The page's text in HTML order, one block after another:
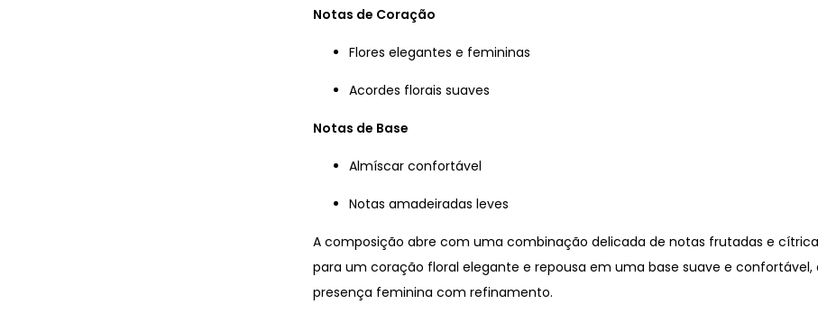
Notas de Coração
Flores elegantes e femininas
Acordes florais suaves
Notas de Base
Almíscar confortável
Notas amadeiradas leves
A composição abre com uma combinação delicada de notas frutadas e
para um coração floral elegante e repousa em uma base suave e confortável,
presença feminina com refinamento.